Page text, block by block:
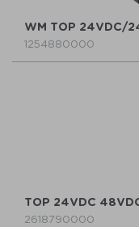
WM TOP 24VDC/
1254880000
TOP 24VDC
2618790000